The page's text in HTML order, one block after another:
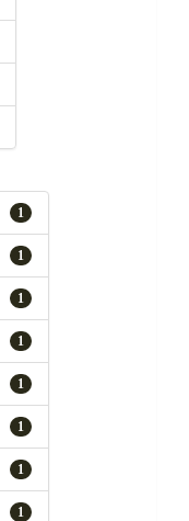
1
1
1
1
1
1
1
1